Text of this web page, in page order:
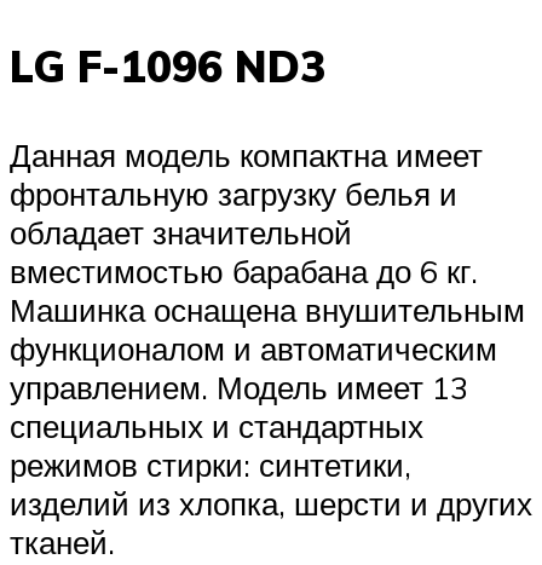
LG F-1096 ND3
Данная модель компактна имеет
фронтальную загрузку белья и
обладает значительной
вместимостью барабана до 6 кг.
Машинка оснащена внушительным
функционалом и автоматическим
управлением. Модель имеет 13
специальных и стандартных
режимов стирки: синтетики,
изделий из хлопка, шерсти и других
тканей.